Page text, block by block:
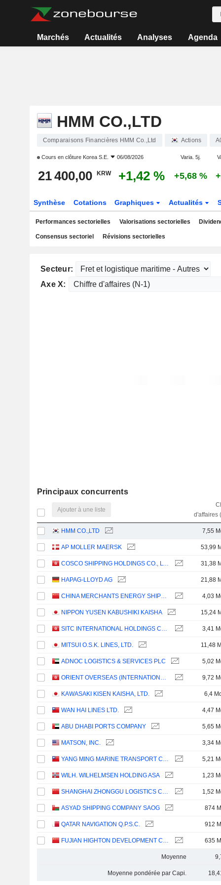
Marchés Actualités Analyses Agenda
HMM CO.,LTD
Comparaisons Financières HMM Co.,Ltd Actions
Cours en clôture Korea S.E. 06/08/2026 Varia. 5j.
21 400,00 KRW +1,42 % +5,68 %
Synthèse Cotations Graphiques Actualités
Performances sectorielles Valorisations sectorielles
Consensus sectoriel Révisions sectorielles
Secteur:
Axe X:
Principaux concurrents
Ajouter à une liste
d'affaires
HMM CO.,LTD 7,55
AP MOLLER MAERSK 53,99
COSCO SHIPPING HOLDINGS CO., LTD. 31,38
HAPAG-LLOYD AG 21,88
CHINA MERCHANTS ENERGY SHIPPING CO., LTD. 4,03
NIPPON YUSEN KABUSHIKI KAISHA 15,24
SITC INTERNATIONAL HOLDINGS COMPANY LIMITED 3,41
MITSUI O.S.K. LINES, LTD. 11,48
ADNOC LOGISTICS & SERVICES PLC 5,02
ORIENT OVERSEAS (INTERNATIONAL) LIMITED 9,72
KAWASAKI KISEN KAISHA, LTD. 6,4 Md
WAN HAI LINES LTD. 4,47
ABU DHABI PORTS COMPANY 5,65
MATSON, INC. 3,34
YANG MING MARINE TRANSPORT CORPORATION 5,21
WILH. WILHELMSEN HOLDING ASA 1,23
SHANGHAI ZHONGGU LOGISTICS CO., LTD. 1,52
ASYAD SHIPPING COMPANY SAOG 874 M
QATAR NAVIGATION Q.P.S.C. 912 M
FUJIAN HIGHTON DEVELOPMENT CO., LTD. 635 M
Moyenne
Moyenne pondérée par Capi.